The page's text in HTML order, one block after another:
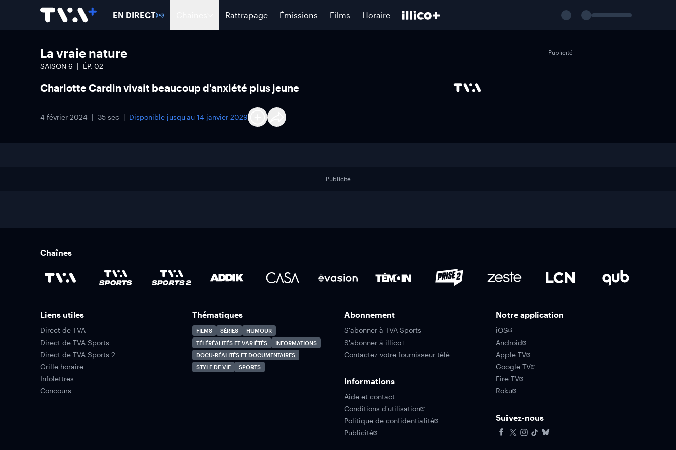
EN DIRECT Rattrapage Émissions Films Horaire
La vraie nature
SAISON 6 ÉP. 02
Charlotte Cardin vivait beaucoup d'anxiété plus jeune
4 février 2024 35 sec Disponible jusqu'au 14 janvier 2029
Publicité
Publicité
Chaînes
Liens utiles
Direct de TVA
Direct de TVA Sports
Direct de TVA Sports 2
Grille horaire
Infolettres
Concours
Thématiques
FILMS SÉRIES
HUMOUR
TÉLÉRÉALITÉS ET VARIÉTÉS
INFORMATIONS
DOCU-RÉALITÉS ET DOCUMENTAIRES
STYLE DE VIE
SPORTS
Abonnement
S'abonner à TVA Sports
S'abonner à illico+
Contactez votre fournisseur télé
Informations
Aide et contact
Conditions d'utilisation
Politique de confidentialité
Publicité
Notre application
iOS
Android
Apple TV
Google TV
Fire TV
Roku
Suivez-nous